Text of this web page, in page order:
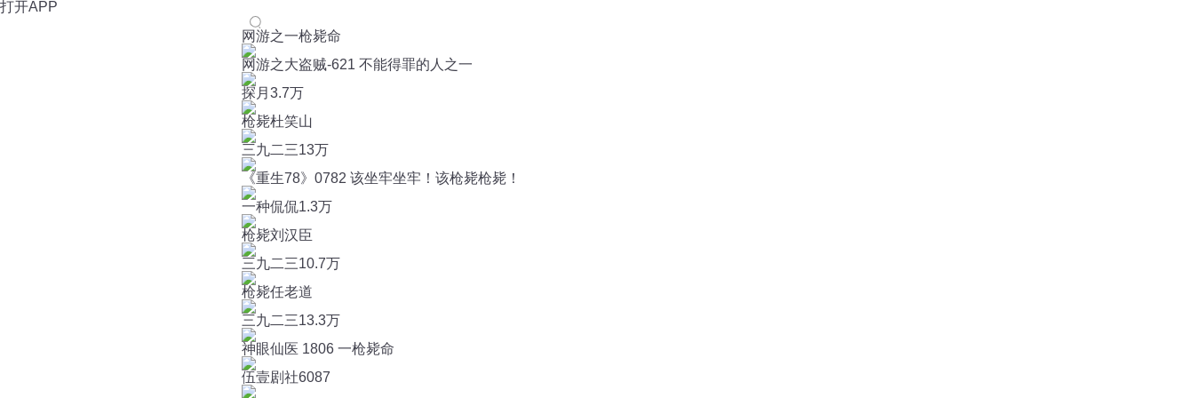
打开APP
网游之一枪毙命
网游之大盗贼-621 不能得罪的人之一
探月 3.7万
枪毙杜笑山
三九二三13万
《重生78》0782 该坐牢坐牢！该枪毙枪毙！
一种侃侃1.3万
枪毙刘汉臣
三九二三10.7万
枪毙任老道
三九二三13.3万
神眼仙医 1806 一枪毙命
伍壹剧社6087